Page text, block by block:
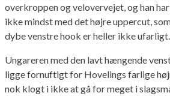
overkroppen og velovervejet, og han
ikke mindst med det højre uppercut,
dybe venstre hook er heller ikke ufarligt.
Ungareren med den lavt hængende
ligge fornuftigt for Hovelings farlige
nok klogt i ikke at gå for meget i